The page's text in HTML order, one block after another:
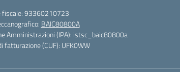
fiscale: 93360210723
BAIC80800A
Amministrazioni (IPA): istsc_baic80800a
fatturazione (CUF): UFK0WW